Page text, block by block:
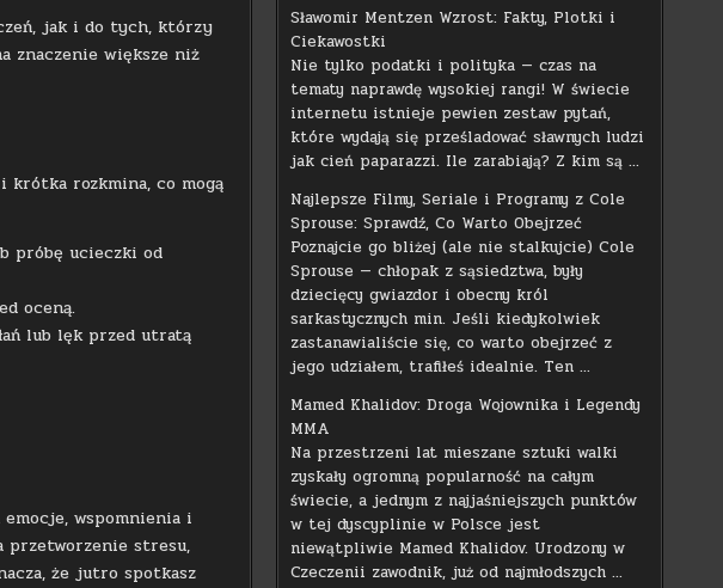
jak i do tych, którzy
znaczenie większe niż
rozkmina, co mogą
próbę ucieczki od
oceną.
lub lęk przed utratą
wspomnienia i
przetworzenie stresu,
że jutro spotkasz
Sławomir Mentzen Wzrost: Fakty, Plotki i
Ciekawostki
Nie tylko podatki i polityka — czas na
tematy naprawdę wysokiej rangi! W świecie
internetu istnieje pewien zestaw pytań,
które wydają się prześladować sławnych ludzi
jak cień paparazzi. Ile zarabiają? Z kim są …
Najlepsze Filmy, Seriale i Programy z Cole
Sprouse: Sprawdź, Co Warto Obejrzeć
Poznajcie go bliżej (ale nie stalkujcie) Cole
Sprouse — chłopak z sąsiedztwa, były
dziecięcy gwiazdor i obecny król
sarkastycznych min. Jeśli kiedykolwiek
zastanawialiście się, co warto obejrzeć z
jego udziałem, trafiłeś idealnie. Ten …
Mamed Khalidov: Droga Wojownika i Legendy
MMA
Na przestrzeni lat mieszane sztuki walki
zyskały ogromną popularność na całym
świecie, a jednym z najjaśniejszych punktów
w tej dyscyplinie w Polsce jest
niewątpliwie Mamed Khalidov. Urodzony w
Czeczenii zawodnik, już od najmłodszych …